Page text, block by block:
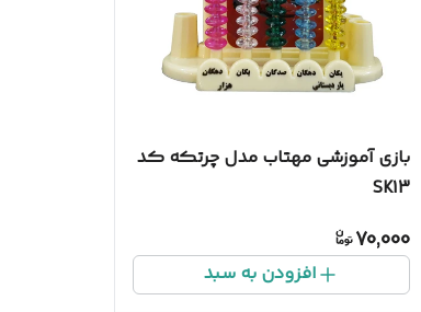
بازی آموزشی مهتاب مدل چرتکه کد
SK13
70,000
افزودن به سبد